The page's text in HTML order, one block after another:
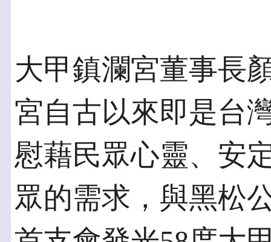
大甲鎮瀾宮董事長
宮自古以來即是台
慰藉民眾心靈、安
眾的需求，與黑松